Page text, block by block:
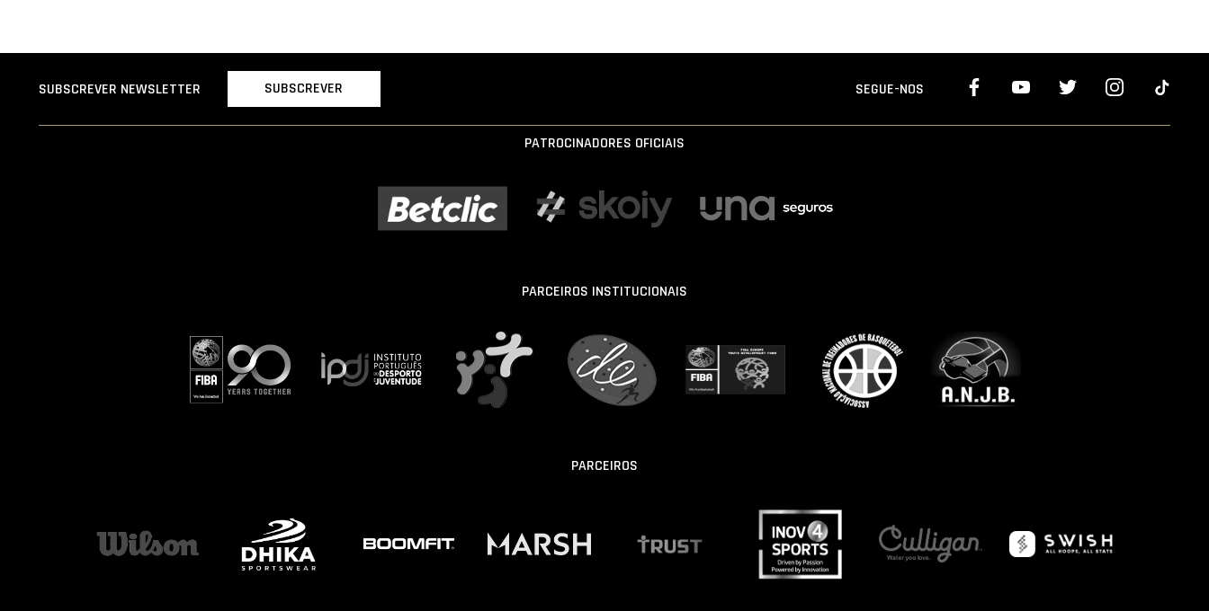
SUBSCREVER NEWSLETTER SUBSCREVER SEGUE-NOS
PATROCINADORES OFICIAIS
PARCEIROS INSTITUCIONAIS
PARCEIROS